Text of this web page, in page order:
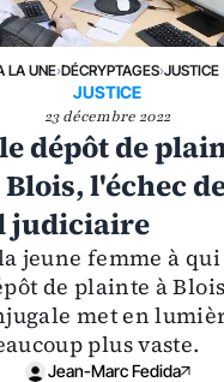
LA UNE›DÉCRYPTAGES›JUSTICE
JUSTICE
23 décembre 2022
dépôt de
l'échec
judiciaire
jeune femme à qui
de plainte à
met en
plus vaste.
Jean-Marc Fedida